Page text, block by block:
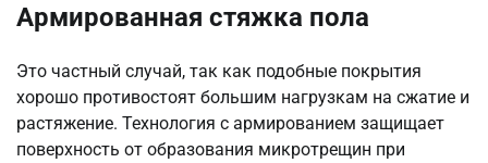
Армированная стяжка пола
Это частный случай, так как подобные покрытия
хорошо противостоят большим нагрузкам на сжатие и
растяжение. Технология с армированием защищает
поверхность от образования микротрещин при